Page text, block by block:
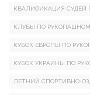
КВАЛИФИКАЦИЯ
КЛУБЫ ПО
КУБОК ЕВРОПЫ ПО
КУБОК УКРАИНЫ ПО
ЛЕТНИЙ СПОРТИВНО-